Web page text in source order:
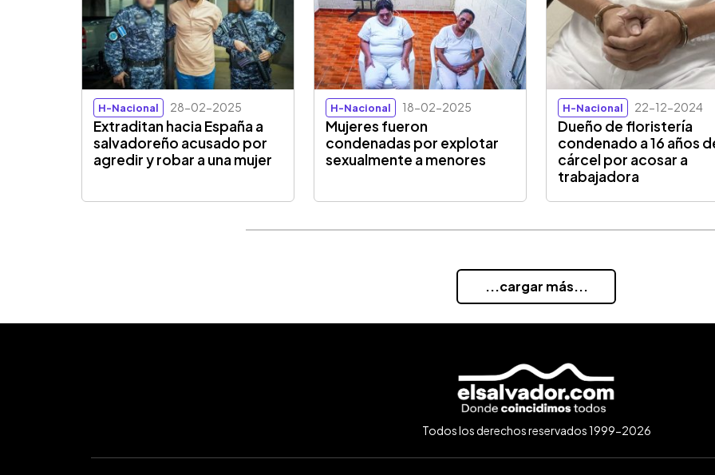
H-Nacional 28-02-2025
Extraditan hacia España a
salvadoreño acusado por
agredir y robar a una mujer
H-Nacional 18-02-2025
Mujeres fueron
condenadas por explotar
sexualmente a menores
H-Nacional 22-12-2024
Dueño de floristería
condenado a 16 años
cárcel por acosar a
trabajadora
...cargar más...
Todos los derechos reservados 1999-2026